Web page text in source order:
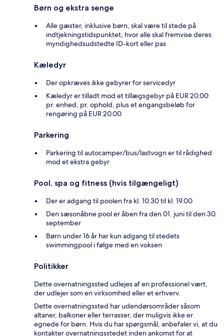
Børn og ekstra senge
Alle gæster, inklusive børn, skal være til stede på
indtjekningstidspunktet, hvor alle skal fremvise deres
myndighedsudstedte ID-kort eller pas
Kæledyr
Der opkræves ikke gebyrer for servicedyr
Kæledyr er tilladt mod et tillægsgebyr på EUR 20.00
pr. enhed, pr. ophold, plus et engangsbeløb for
rengøring på EUR 20.00
Parkering
Parkering til autocamper/bus/lastvogn er til rådighed
mod et ekstra gebyr
Pool, spa og fitness (hvis tilgængeligt)
Der er adgang til poolen fra kl. 10.30 til kl. 19.00
Den sæsonåbne pool er åben fra den 01. juni til den 30.
september
Børn under 16 år har kun adgang til stedets
swimmingpool i følge med en voksen
Politikker
Dette overnatningssted udlejes af en professionel vært,
der udlejer som en virksomhed eller et erhverv.
Dette overnatningssted har udendørsområder såsom
altaner, balkoner eller terrasser, der muligvis ikke er
egnede for børn. Hvis du har spørgsmål, anbefaler vi, at du
kontakter overnatningsstedet inden ankomst for at